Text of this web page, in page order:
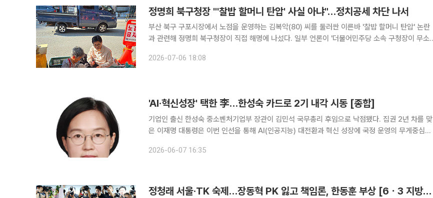
정명희 북구청장 "'찰밥 할머니 탄압' 사실 아냐"…정치공세 차단 나서
부산 북구 구포시장에서 노점을 운영하는 김복악(80) 씨를 둘러싼 이른바 '찰밥 할머니 탄압' 논란
과 관련해 정명희 북구청장이 직접 해명에 나섰다. 일부 언론이 '더불어민주당 소속 구청장이 무소속
것이다. 정 구청장은 6일 자신의 페이스북을 통해 "노점상과
2026-07-06 18:08
'AI·혁신성장' 택한 李…한성숙 카드로 2기 내각 시동 [종합]
기업인 출신 한성숙 중소벤처기업부 장관이 김민석 국무총리 후임으로 낙점됐다. 집권 2년 차를 맞
은 이재명 대통령은 이번 인선을 통해 AI(인공지능) 대전환과 혁신 성장에 국정 운영의 무게중심을
로 내각과 대통령실 개편도 본격화되면서 이재명 정부 2기 체제 구축에
2026-06-07 16:35
정청래 서울·TK 숙제…장동혁 PK 잃고 책임론, 한동훈 부상 [6ㆍ3 지방권력 재편]